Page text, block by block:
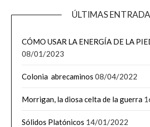
ÚLTIMAS
CÓMO USAR LA ENERGÍA DE LA
08/01/2023
Colonia abrecaminos 08/04/2022
Morrigan, la diosa celta de la guerra
Sólidos Platónicos 14/01/2022